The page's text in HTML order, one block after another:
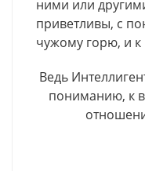
ними или
приветливы, с
чужому горю, и к
Ведь
пониманию, к